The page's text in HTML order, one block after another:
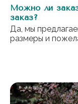
Можно ли
заказ?
Да, мы
размеры и